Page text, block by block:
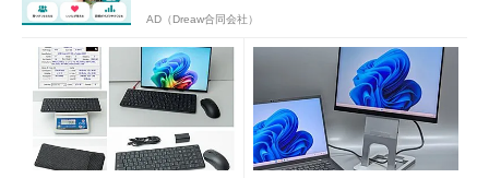
AD（Dreaw合同会社）